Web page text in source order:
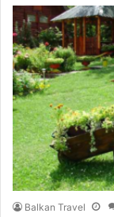
Balkan Travel